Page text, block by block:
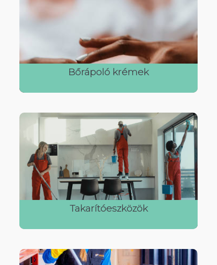
Bőrápoló krémek
Takarítóeszközök